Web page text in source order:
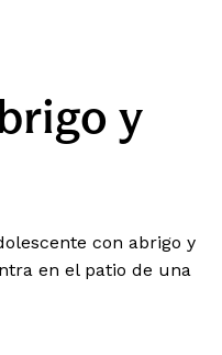
y
con abrigo y
en el patio de una